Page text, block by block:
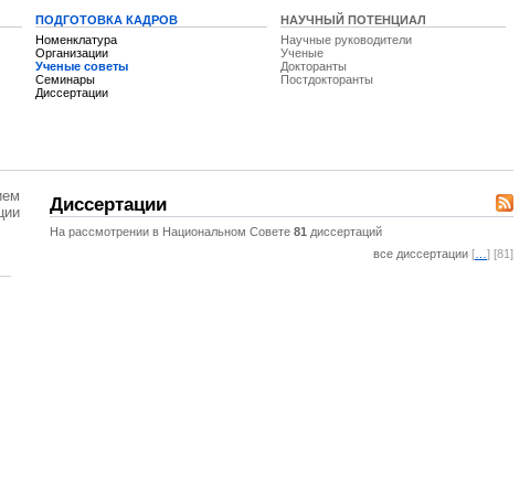
ПОДГОТОВКА КАДРОВ
Номенклатура
Организации
Ученые советы
Семинары
Диссертации
НАУЧНЫЙ ПОТЕНЦИАЛ
Научные руководители
Ученые
Докторанты
Постдокторанты
Диссертации
На рассмотрении в Национальном Совете 81 диссертаций
все диссертации [ ] [81]